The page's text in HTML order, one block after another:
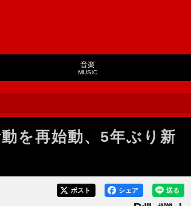
音楽
MUSIC
を再始動、5年ぶり新
送る
シェア
ポスト